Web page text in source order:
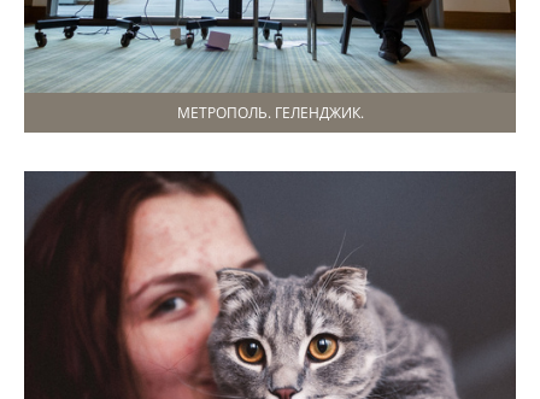
МЕТРОПОЛЬ. ГЕЛЕНДЖИК.